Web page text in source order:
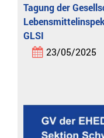
Tagung der
GLSI
23/05/2025